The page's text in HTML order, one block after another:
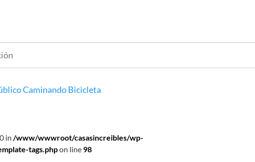
CaminandoBicicleta
in /www/wwwroot/casasincreibles/wp-
tags.phpon line 98